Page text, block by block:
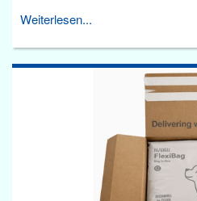
Weiterlesen...